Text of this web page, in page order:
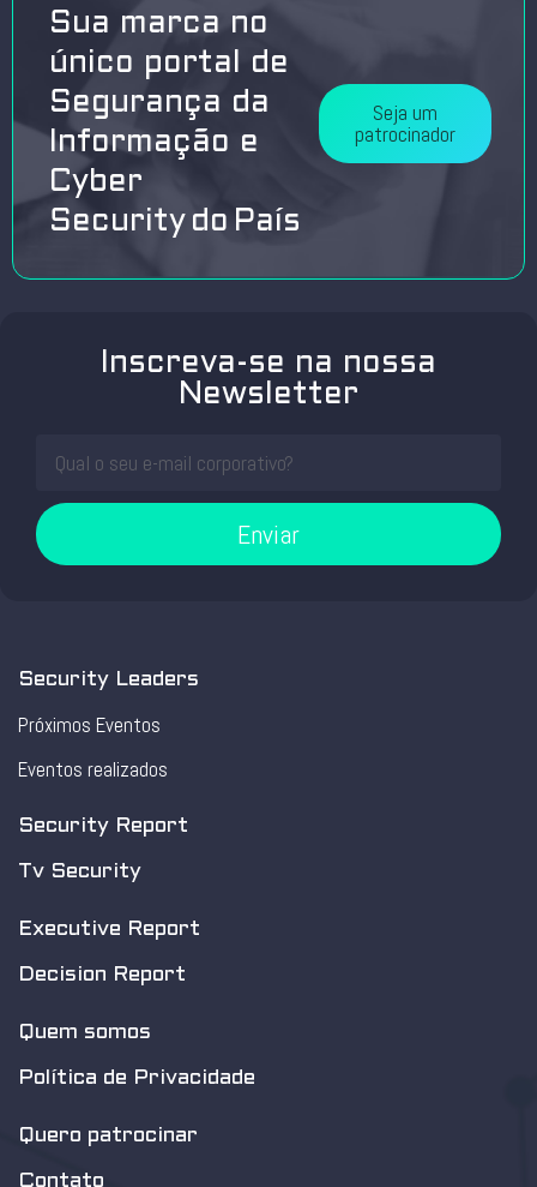
Sua marca no
único portal de
Segurança da
Informação e
Cyber
Security do País
Seja um
patrocinador
Inscreva-se na nossa
Newsletter
Enviar
Security Leaders
Próximos Eventos
Eventos realizados
Security Report
Tv Security
Executive Report
Decision Report
Quem somos
Política de Privacidade
Quero patrocinar
Contato